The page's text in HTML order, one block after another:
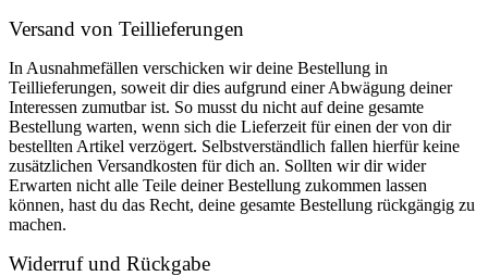
Versand von Teillieferungen
In Ausnahmefällen verschicken wir deine Bestellung in
Teillieferungen, soweit dir dies aufgrund einer Abwägung deiner
Interessen zumutbar ist. So musst du nicht auf deine gesamte
Bestellung warten, wenn sich die Lieferzeit für einen der von dir
bestellten Artikel verzögert. Selbstverständlich fallen hierfür keine
zusätzlichen Versandkosten für dich an. Sollten wir dir wider
Erwarten nicht alle Teile deiner Bestellung zukommen lassen
können, hast du das Recht, deine gesamte Bestellung rückgängig zu
machen.
Widerruf und Rückgabe